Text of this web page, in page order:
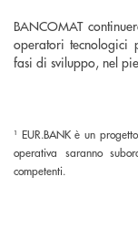
BANCOMAT
operatori tecnologici
fasi di sviluppo, nel
¹ EUR.BANK è un
operativa saranno
competenti.